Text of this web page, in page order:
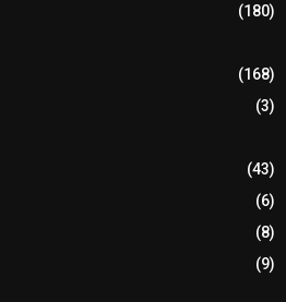
(180)
(168)
(3)
(43)
(6)
(8)
(9)